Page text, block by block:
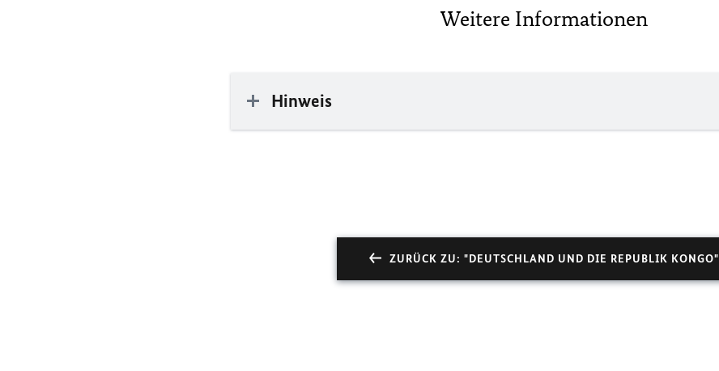
Weitere Informationen
Hinweis
ZURÜCK ZU: "DEUTSCHLAND UND DIE REPUBLIK KONGO"